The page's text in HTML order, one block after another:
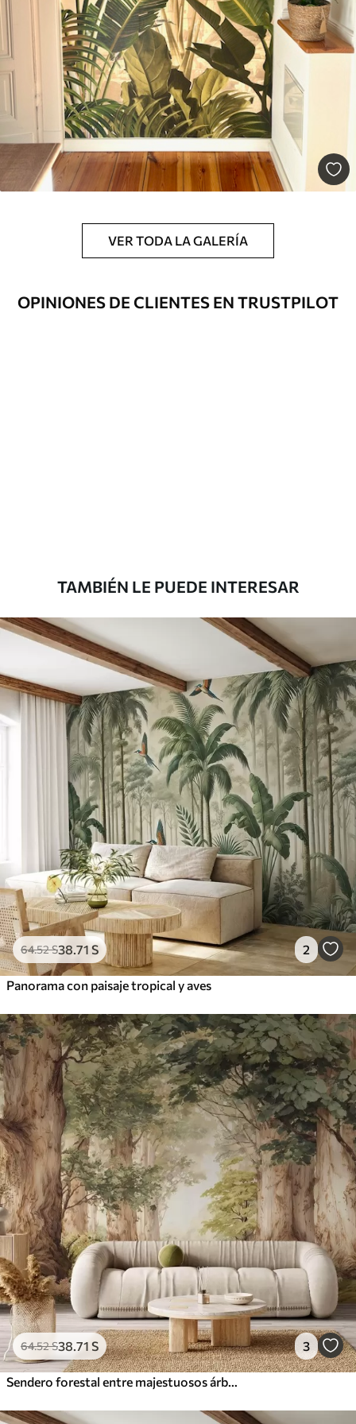
Estándar
79.00S/m²
Premium
158 95.00S/m²
Vinilo Premium
175.00 105 /m²
VER TODA LA GALERÍA
OPINIONES DE CLIENTES EN TRUSTPILOT
TAMBIÉN LE PUEDE INTERESAR
64.52S38.71 S 2
Panorama con paisaje tropical y aves
64.52S38.71 S 3
Sendero forestal entre majestuosos árboles en estilo acuarela